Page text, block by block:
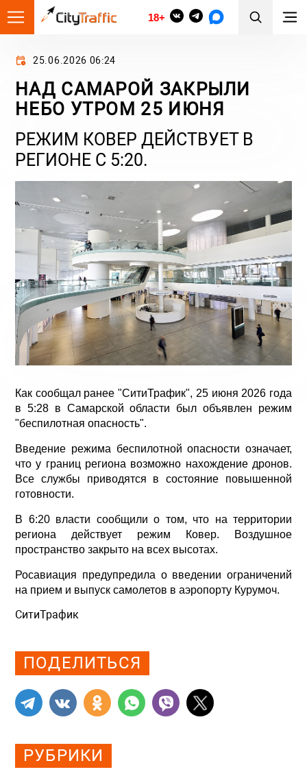
18+
25.06.2026 06:24
НАД САМАРОЙ ЗАКРЫЛИ
НЕБО УТРОМ 25 ИЮНЯ
РЕЖИМ КОВЕР ДЕЙСТВУЕТ В
РЕГИОНЕ С 5:20.
Как сообщал ранее "СитиТрафик", 25 июня 2026 года
в 5:28 в Самарской области был объявлен режим
"беспилотная опасность".
Введение режима беспилотной опасности означает,
что у границ региона возможно нахождение дронов.
Все службы приводятся в состояние повышенной
готовности.
В 6:20 власти сообщили о том, что на территории
региона действует режим Ковер. Воздушное
пространство закрыто на всех высотах.
Росавиация предупредила о введении ограничений
на прием и выпуск самолетов в аэропорту Курумоч.
СитиТрафик
ПОДЕЛИТЬСЯ
РУБРИКИ